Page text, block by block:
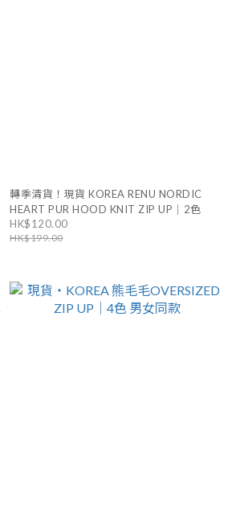
轉季清貨！現貨 KOREA RENU NORDIC
HEART PUR HOOD KNIT ZIP UP｜2色
HK$120.00
HK$199.00